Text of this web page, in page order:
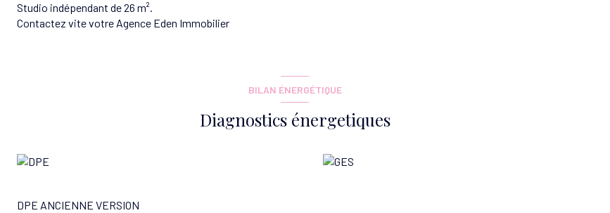
Studio indépendant de 26 m².
Contactez vite votre Agence Eden Immobilier
BILAN ÉNERGÉTIQUE
Diagnostics énergetiques
DPE ANCIENNE VERSION